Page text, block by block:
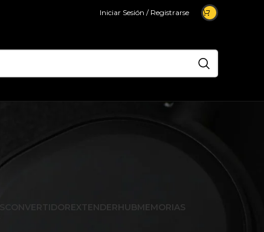
Iniciar Sesión / Registrarse
CONVERTIDOR EXTENDERHUBMEMORIAS